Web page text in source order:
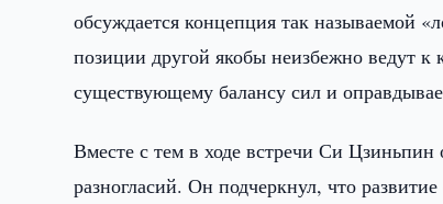
обсуждается концепция так называемой
позиции другой якобы неизбежно ведут
существующему балансу сил и
Вместе с тем в ходе встречи Си
разногласий. Он подчеркнул, что